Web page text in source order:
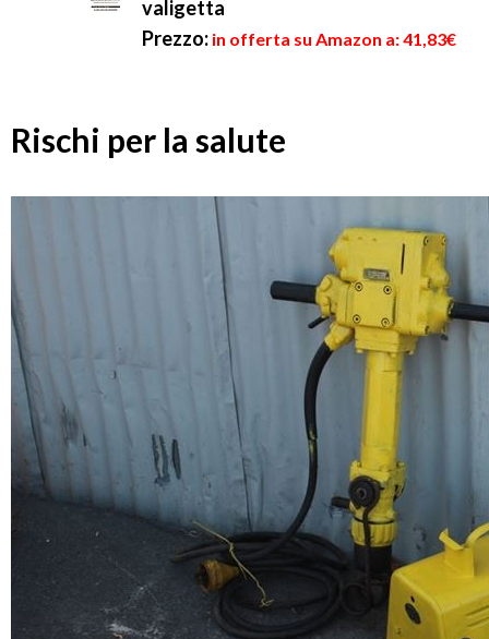
valigetta
Prezzo: in offerta su Amazon a: 41,83€
Rischi per la salute